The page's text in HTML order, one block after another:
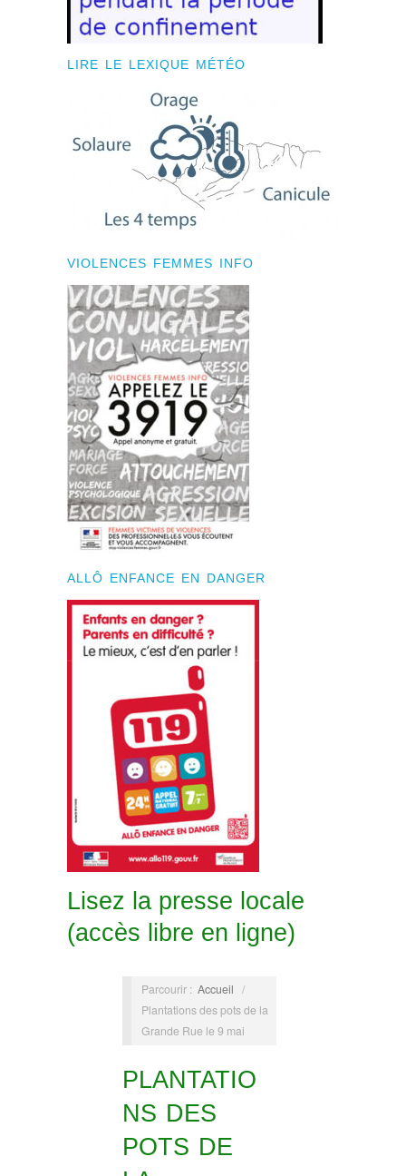
LIRE LE LEXIQUE MÉTÉO
VIOLENCES FEMMES INFO
ALLÔ ENFANCE EN DANGER
Lisez la presse locale
(accès libre en ligne)
Parcourir : Accueil /
Plantations des pots de la
Grande Rue le 9 mai
PLANTATIO
NS DES
POTS DE